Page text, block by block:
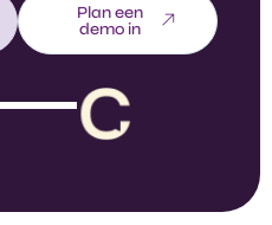
Plan een
demo in